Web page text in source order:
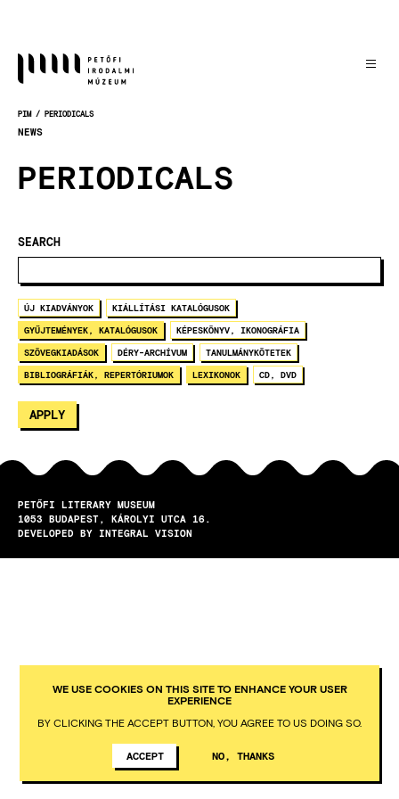
obsah
PIM PERIODICALS
NEWS
PERIODICALS
SEARCH
ÚJ KIADVÁNYOK KIÁLLÍTÁSI KATALÓGUSOK
GYŰJTEMÉNYEK, KATALÓGUSOK KÉPESKÖNYV, IKONOGRÁFIA
SZÖVEGKIADÁSOK DÉRY-ARCHÍVUM TANULMÁNYKÖTETEK
BIBLIOGRÁFIÁK, REPERTÓRIUMOK LEXIKONOK CD, DVD
PETŐFI LITERARY MUSEUM
1053
BUDAPEST
KÁROLYI UTCA 16.
DEVELOPED BY INTEGRAL VISION
WE USE COOKIES ON THIS SITE TO ENHANCE YOUR USER
EXPERIENCE
BY CLICKING THE ACCEPT BUTTON, YOU AGREE TO US DOING SO.
ACCEPT NO, THANKS